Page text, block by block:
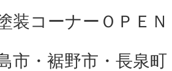
装コーナーＯＰＥ
市・裾野市・長泉